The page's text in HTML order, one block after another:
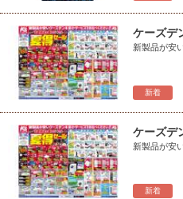
新着
ケーズデ
新製品が安
新着
ケーズデ
新製品が安